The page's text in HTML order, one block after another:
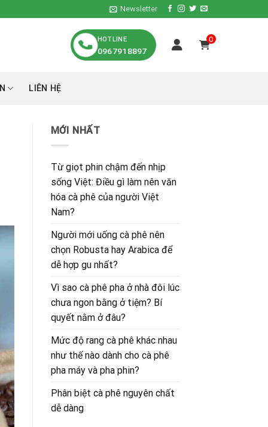
Newsletter
HOTLINE
0967918897
0
LIÊN HỆ
MỚI NHẤT
Từ giọt phin chậm đến nhịp
sống Việt: Điều gì làm nên văn
hóa cà phê của người Việt
Nam?
Người mới uống cà phê nên
chọn Robusta hay Arabica để
dễ hợp gu nhất?
Vì sao cà phê pha ở nhà đôi lúc
chưa ngon bằng ở tiệm? Bí
quyết nằm ở đâu?
Mức độ rang cà phê khác nhau
như thế nào dành cho cà phê
pha máy và pha phin?
Phân biệt cà phê nguyên chất
dễ dàng